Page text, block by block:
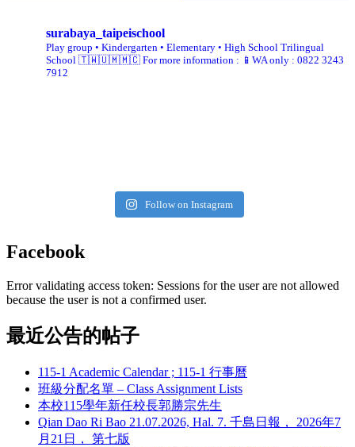
surabaya_taipeischool
Play group • Kindergarten • Elementary • High School Trilingual
School 🇹🇼🇺🇲🇲🇨 For more information : 📱WA only : 0822 3243
7912
Follow on Instagram
Facebook
Error validating access token: Sessions for the user are not allowed
because the user is not a confirmed user.
最近公告的帖子
115-1 Academic Calendar ; 115-1 行事曆
班級分配名單 – Class Assignment Lists
本校115學年新任校長郭勝宗先生
Qian Dao Ri Bao 21.07.2026, Hal. 7. 千島日報， 2026年7
月21日， 第七版